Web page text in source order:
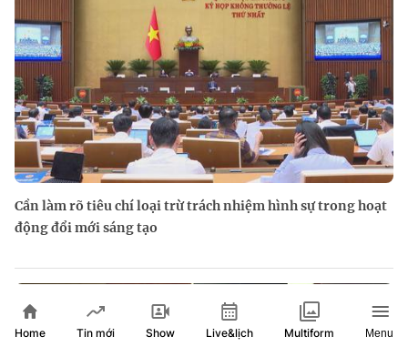
Cần làm rõ tiêu chí loại trừ trách nhiệm hình sự trong hoạt
động đổi mới sáng tạo
Home Tin mới Show Live&lịch Multiform Menu